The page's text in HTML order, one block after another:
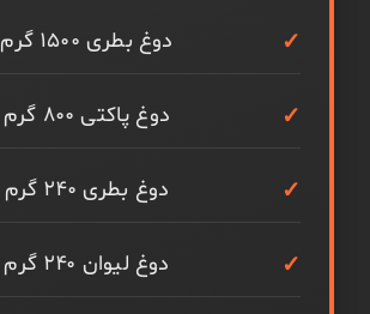
دوغ بطری ۱۵۰۰ گرم دیار
دوغ پاکتی ۸۰۰ گرم دیار
دوغ بطری ۲۴۰ گرم دیار
دوغ لیوان ۲۴۰ گرم دیار